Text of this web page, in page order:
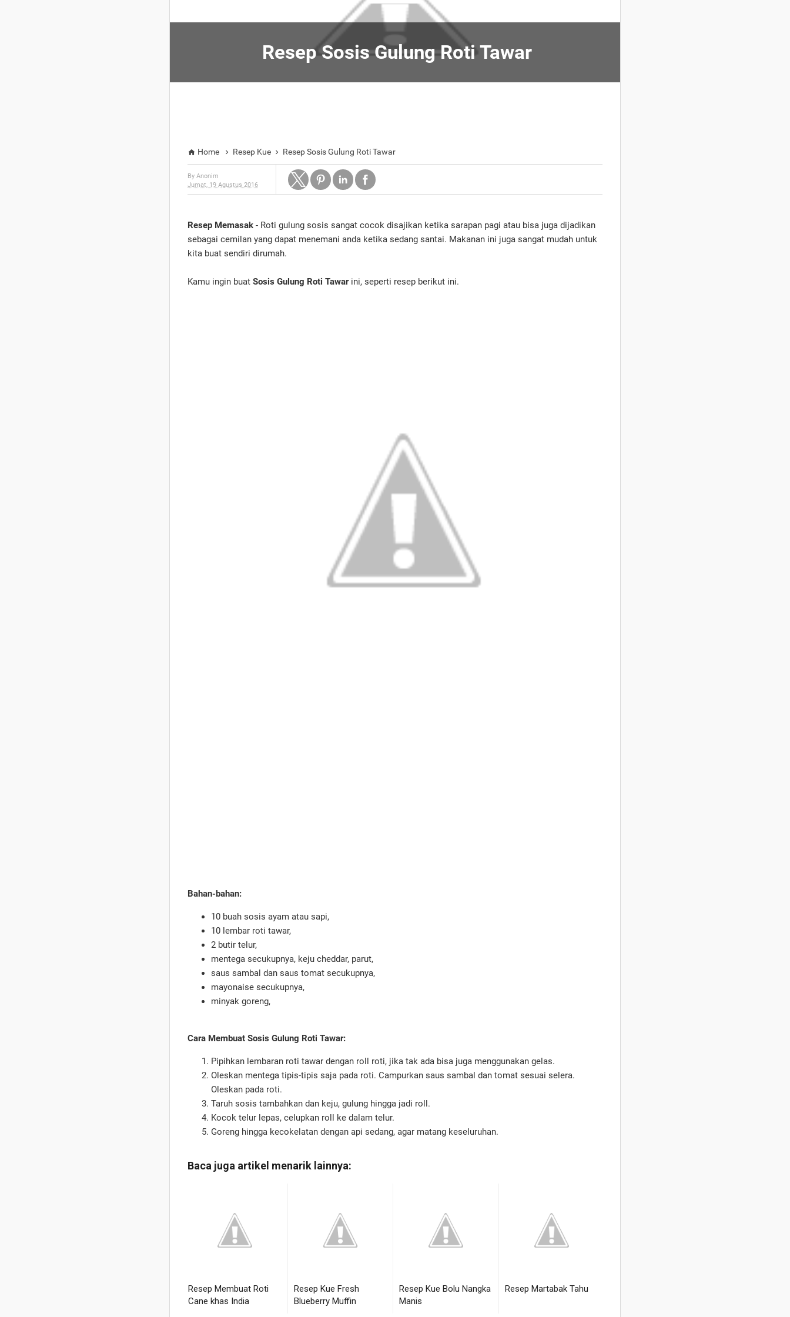
Resep Sosis Gulung Roti Tawar
 Home  Resep Kue  Resep Sosis Gulung Roti Tawar
By Anonim
Jumat, 19 Agustus 2016
Resep Memasak - Roti gulung sosis sangat cocok disajikan ketika sarapan pagi atau bisa juga dijadikan
sebagai cemilan yang dapat menemani anda ketika sedang santai. Makanan ini juga sangat mudah untuk
kita buat sendiri dirumah.
Kamu ingin buat Sosis Gulung Roti Tawarini, seperti resep berikut ini.
Bahan-bahan:
10 buah sosis ayam atau sapi,
10 lembar roti tawar,
2 butir telur,
mentega secukupnya, keju cheddar, parut,
saus sambal dan saus tomat secukupnya,
mayonaise secukupnya,
minyak goreng,
Cara Membuat Sosis Gulung Roti Tawar:
Pipihkan lembaran roti tawar dengan roll roti, jika tak ada bisa juga menggunakan gelas.
Oleskan mentega tipis-tipis saja pada roti. Campurkan saus sambal dan tomat sesuai selera.
Oleskan pada roti.
Taruh sosis tambahkan dan keju, gulung hingga jadi roll.
Kocok telur lepas, celupkan roll ke dalam telur.
Goreng hingga kecokelatan dengan api sedang, agar matang keseluruhan.